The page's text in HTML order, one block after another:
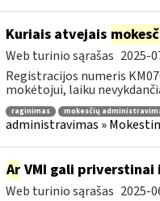
Kuriais atvejais
Web turinio sąrašas 2025-
Registracijos numeris
mokėtojui, laiku
raginimas mokesčių
administravimas »
ArVMI gali priverstinai
Web turinio sąrašas 2025-